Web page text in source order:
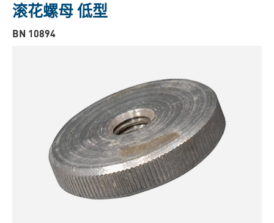
滚花螺母 低型
BN 10894